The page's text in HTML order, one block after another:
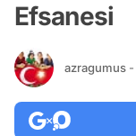
Efsanesi
azragumus -